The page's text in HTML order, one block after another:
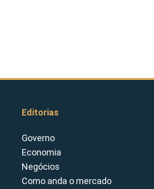
Editorias
Governo
Economia
Negócios
Como anda o mercado